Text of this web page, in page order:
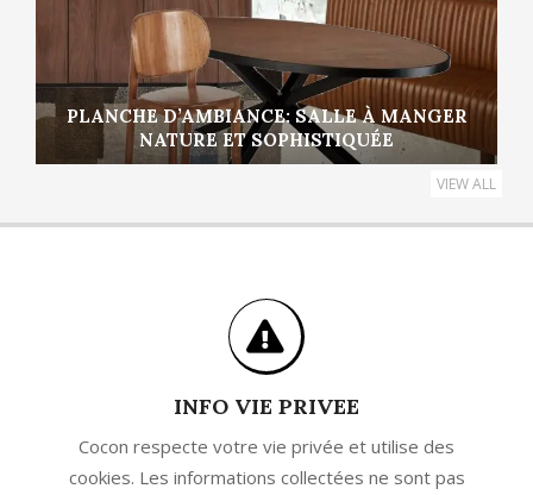
PLANCHE D’AMBIANCE: SALLE À MANGER
NATURE ET SOPHISTIQUÉE
VIEW ALL
INFO VIE PRIVEE
Cocon respecte votre vie privée et utilise des
cookies. Les informations collectées ne sont pas